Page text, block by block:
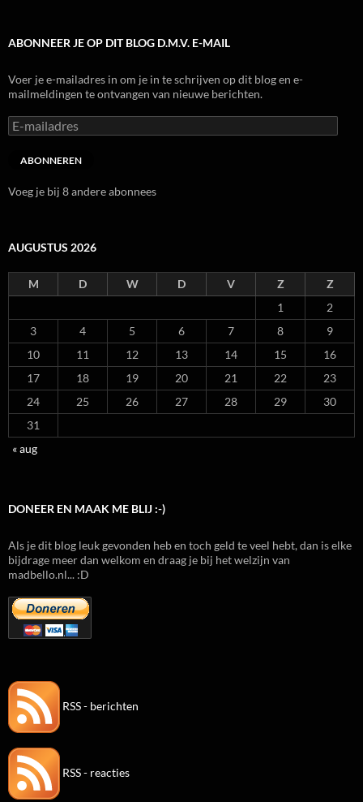
ABONNEER JE OP DIT BLOG D.M.V. E-MAIL
Voer je e-mailadres in om je in te schrijven op dit blog en e-
mailmeldingen te ontvangen van nieuwe berichten.
E-
mailadres
ABONNEREN
Voeg je bij 8 andere abonnees
AUGUSTUS 2026
M D W D V Z
Z
1
2
3
4 5 6 7 8
9
10
11 12 13 14 15
16
17
18 19 20 21 22
23
24
25 26 27 28 29
30
31
« aug
DONEER EN MAAK ME BLIJ :-)
Als je dit blog leuk gevonden heb en toch geld te veel hebt, dan is elke
bijdrage meer dan welkom en draag je bij het welzijn van
madbello.nl... :D
RSS - berichten
RSS - reacties